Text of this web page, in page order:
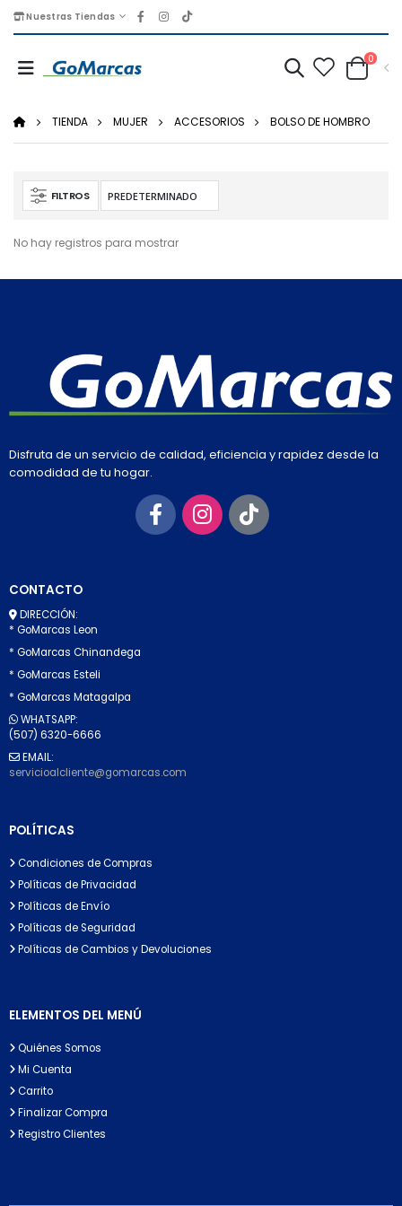
Nuestras Tiendas
0
TIENDA MUJER ACCESORIOS BOLSO DE HOMBRO
FILTROS
No hay registros para mostrar
Disfruta de un servicio de calidad, eficiencia y rapidez desde la
comodidad de tu hogar.
CONTACTO
DIRECCIÓN:
* GoMarcas Leon
* GoMarcas Chinandega
* GoMarcas Esteli
* GoMarcas Matagalpa
WHATSAPP:
(507) 6320-6666
EMAIL:
servicioalcliente@gomarcas.com
POLÍTICAS
Condiciones de Compras
Políticas de Privacidad
Políticas de Envío
Políticas de Seguridad
Políticas de Cambios y Devoluciones
ELEMENTOS DEL MENÚ
Quiénes Somos
Mi Cuenta
Carrito
Finalizar Compra
Registro Clientes